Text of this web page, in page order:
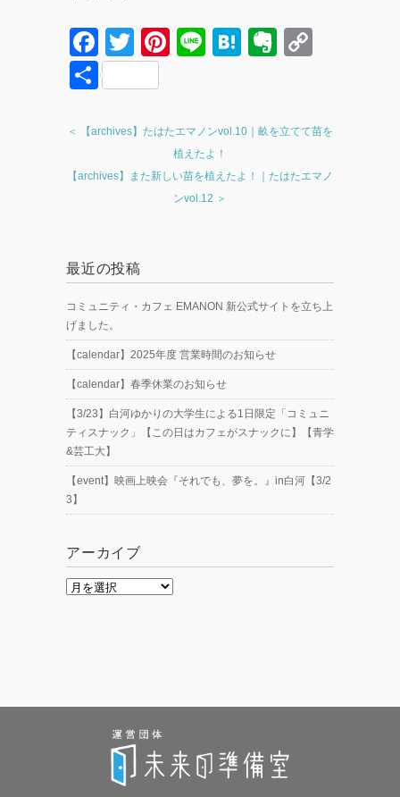
F
a
c
e
o
T
wi
tt
er
Pi
e
st
Li
H
n
E
n
e
y
n
共
＜ 【archives】たはたエマノンvol.10｜畝を立てて苗を
植えたよ！
【archives】また新しい苗を植えたよ！｜たはたエマノ
ンvol.12 ＞
最近の投稿
コミュニティ・カフェ EMANON 新公式サイトを立ち上
げました。
【calendar】2025年度 営業時間のお知らせ
【calendar】春季休業のお知らせ
【3/23】白河ゆかりの大学生による1日限定「コミュニ
ティスナック」【この日はカフェがスナックに】【青学
&芸工大】
【event】映画上映会『それでも、夢を。』in白河【3/2
3】
アーカイブ
ア